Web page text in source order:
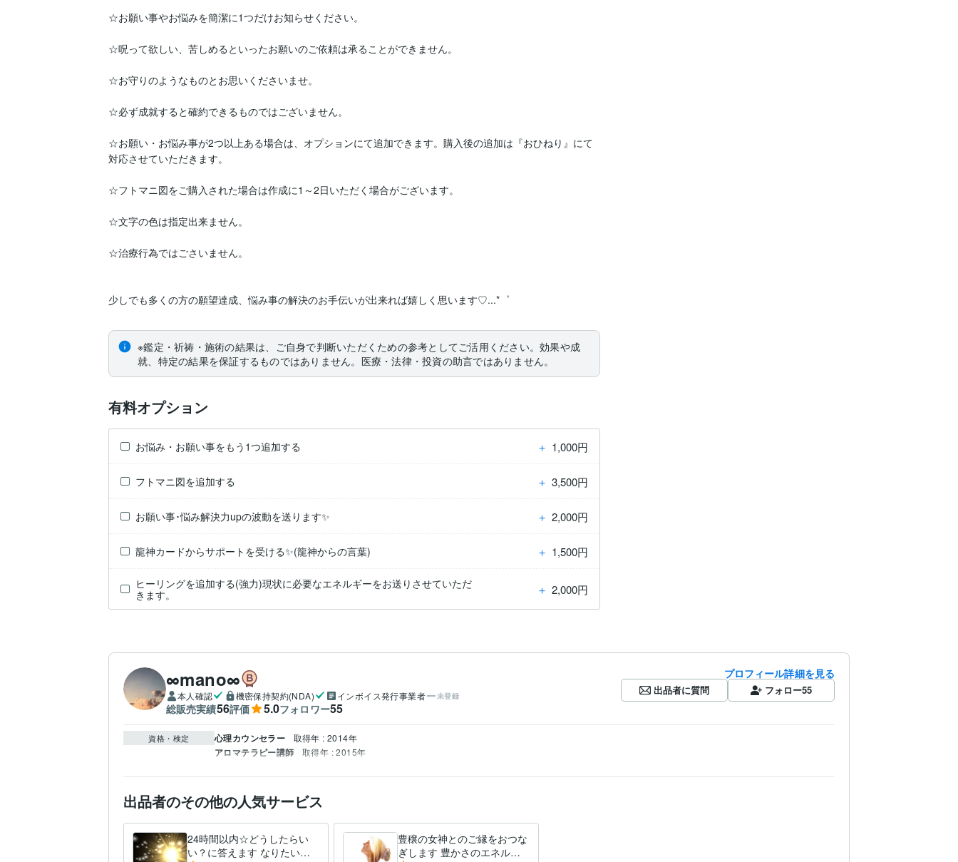
☆お願い事やお悩みを簡潔に1つだけお知らせください。
☆呪って欲しい、苦しめるといったお願いのご依頼は承ることができません。
☆お守りのようなものとお思いくださいませ。
☆必ず成就すると確約できるものではございません。
☆お願い・お悩み事が2つ以上ある場合は、オプションにて追加できます。購入後の追加は『おひねり』にて
対応させていただきます。
☆フトマニ図をご購入された場合は作成に1～2日いただく場合がございます。
☆文字の色は指定出来ません。
☆治療行為ではごさいません。
少しでも多くの方の願望達成、悩み事の解決のお手伝いが出来れば嬉しく思います♡...*゜
※鑑定・祈祷・施術の結果は、ご自身で判断いただくための参考としてご活用ください。効果や成
就、特定の結果を保証するものではありません。医療・法律・投資の助言ではありません。
有料オプション
お悩み・お願い事をもう1つ追加する ＋ 1,000円
フトマニ図を追加する ＋ 3,500円
お願い事･悩み解決力upの波動を送ります✨ ＋ 2,000円
龍神カードからサポートを受ける✨(龍神からの言葉) ＋ 1,500円
ヒーリングを追加する(強力)現状に必要なエネルギーをお送りさせていただ
きます。
＋ 2,000円
∞mano∞
本人確認 機密保持契約(NDA) インボイス発行事業者 未登録
総販売実績56評価 5.0フォロワー55
プロフィール詳細を見る
出品者に質問 フォロー55
資格・検定 心理カウンセラー 取得年 : 2014年
アロマテラピー講師 取得年 : 2015年
出品者のその他の人気サービス
24時間以内☆どうしたらい
い？に答えます なりたいあ
豊穣の女神とのご縁をおつな
ぎします 豊かさのエネルギ